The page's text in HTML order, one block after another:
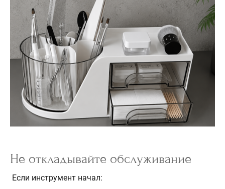
Не откладывайте обслуживание
Если инструмент начал: